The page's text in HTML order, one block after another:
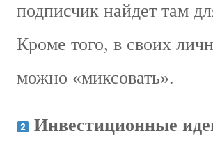
подписчик найдет там
Кроме того, в своих
можно «миксовать».
Инвестиционные